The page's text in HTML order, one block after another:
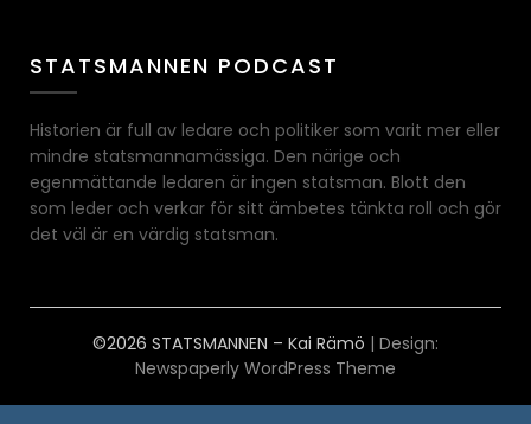
STATSMANNEN PODCAST
Historien är full av ledare och politiker som varit mer eller
mindre statsmannamässiga. Den närige och
egenmättande ledaren är ingen statsman. Blott den
som leder och verkar för sitt ämbetes tänkta roll och gör
det väl är en värdig statsman.
©2026 STATSMANNEN – Kai Rämö | Design:
Newspaperly WordPress Theme